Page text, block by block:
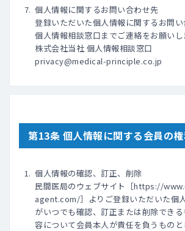
個人情報に関するお問い合わせ先
登録いただいた個人情報に関するお問
個人情報相談窓口までご連絡をお願いし
株式会社当社 個人情報相談窓口
privacy@medical-principle.co.jp
第13条 個人情報に関する会員の
個人情報の確認、訂正、削除
民間医局のウェブサイト［https://
agent.com/］よりご登録いただいた個
がいつでも確認、訂正または削除でき
容について会員本人が責任を負うもの